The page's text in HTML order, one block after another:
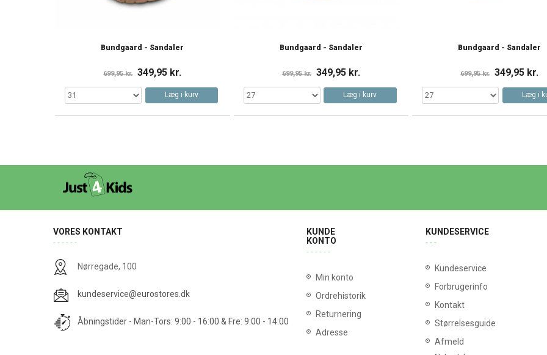
Bundgaard - Sandaler
699,95 kr. 349,95 kr.
Læg i kurv
Bundgaard - Sandaler
699,95 kr. 349,95 kr.
Læg i kurv
Bundgaard - Sandaler
699,95 kr. 349,95 kr.
Læg i
VORES KONTAKT
Nørregade, 100
kundeservice@eurostores.dk
Åbningstider - Man-Tors: 9:00 - 16:00 & Fre: 9:00 - 14:00
KUNDE
KONTO
Min konto
Ordrehistorik
Returnering
Adresse
KUNDESERVICE
Kundeservice
Forbrugerinfo
Kontakt
Størrelsesguide
Afmeld